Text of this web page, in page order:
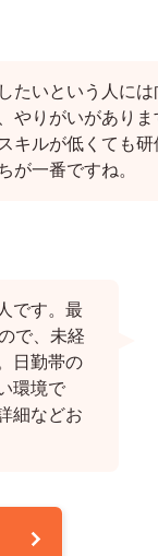
たいという人には
やりがいがあり
キルが低くても
が一番ですね。
です。最
で、未経
日勤帯の
環境で
細などお